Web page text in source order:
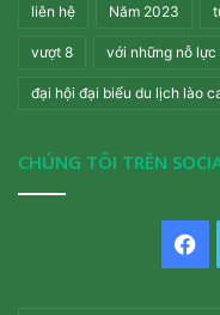
liên hệ Năm 2023
vượt 8 với những nỗ
đại hội đại biểu du lịch lào
CHÚNG TÔI TRÊN